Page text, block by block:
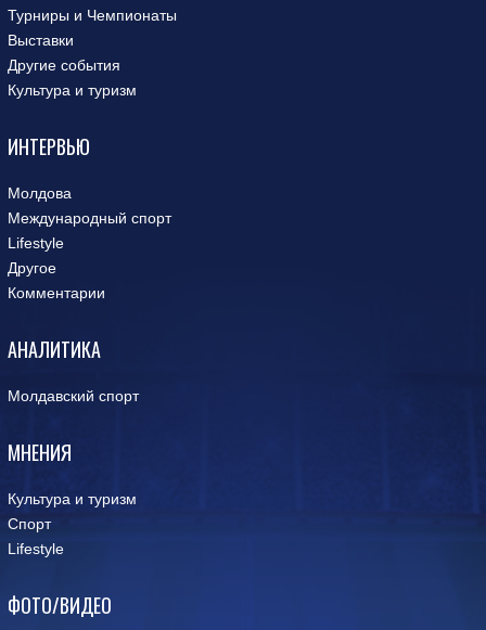
Турниры и Чемпионаты
Выставки
Другие события
Культура и туризм
ИНТЕРВЬЮ
Молдова
Международный спорт
Lifestyle
Другое
Комментарии
АНАЛИТИКА
Молдавский спорт
МНЕНИЯ
Культура и туризм
Спорт
Lifestyle
ФОТО/ВИДЕО